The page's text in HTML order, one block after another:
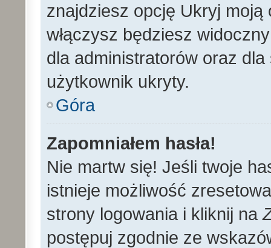
znajdziesz opcję Ukryj
włączysz będziesz
dla administratorów oraz
użytkownik ukryty.
Góra
Zapomniałem hasła!
Nie martw się! Jeśli twoje
istnieje możliwość
strony logowania i kliknij na
postępuj zgodnie ze